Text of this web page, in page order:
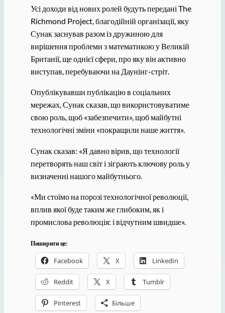
Усі доходи від нових ролей будуть передані The
Richmond Project, благодійній організації, яку
Сунак заснував разом із дружиною для
вирішення проблеми з математикою у Великій
Британії, ще однієї сфери, про яку він активно
виступав, перебуваючи на Даунінг-стріт.
Опублікувавши публікацію в соціальних
мережах, Сунак сказав, що використовуватиме
свою роль, щоб «забезпечити», щоб майбутні
технологічні зміни «покращили наше життя».
Сунак сказав: «Я давно вірив, що технології
перетворять наш світ і зіграють ключову роль у
визначенні нашого майбутнього.
«Ми стоїмо на порозі технологічної революції,
вплив якої буде таким же глибоким, як і
промислова революція: і відчутним швидше».
Поширити це:
Facebook X LinkedIn
Reddit X Tumblr
Pinterest Більше